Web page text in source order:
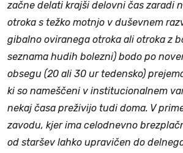
začne delati krajši delovni čas zaradi
otroka s težko motnjo v duševnem
gibalno oviranega otroka ali otroka z
seznama hudih bolezni) bodo po
obsegu (20 ali 30 ur tedensko)
ki so nameščeni v institucionalnem
nekaj časa preživijo tudi doma. V
zavodu, kjer ima celodnevno
od staršev lahko upravičen do